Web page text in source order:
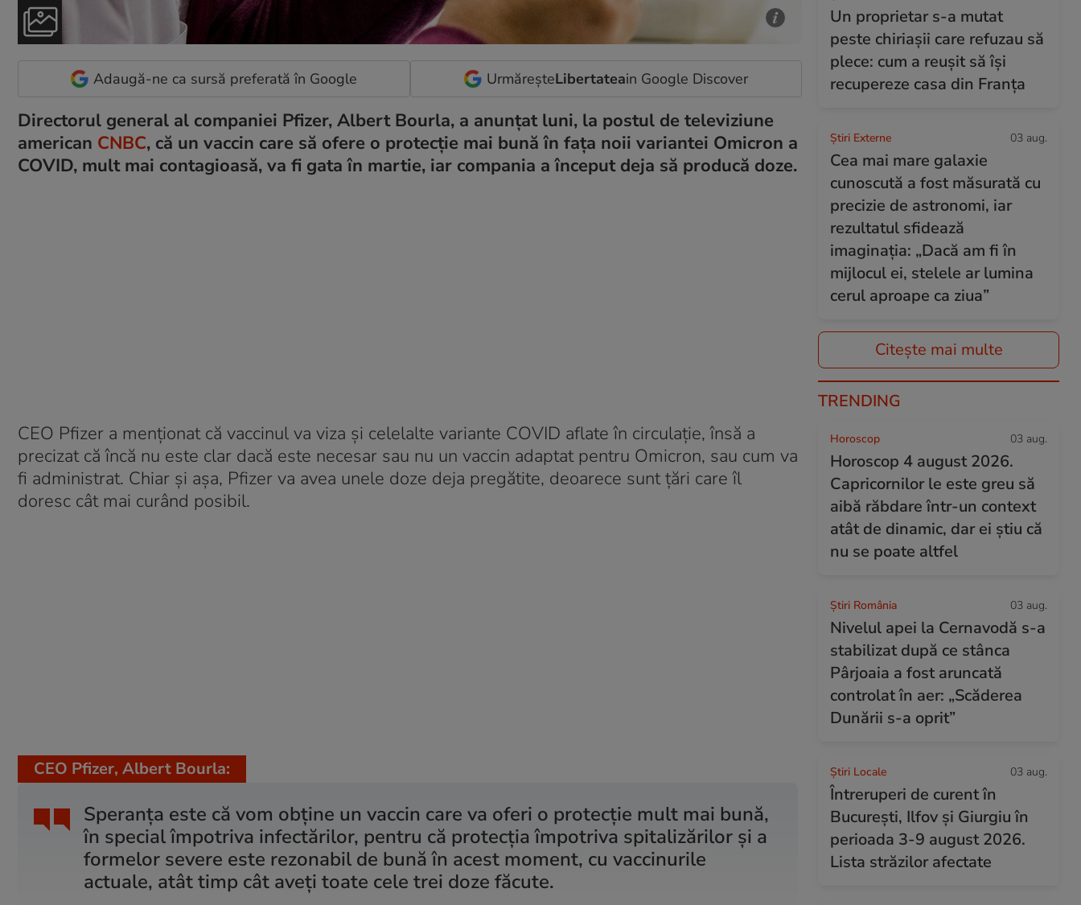
Adaugă-ne ca sursă preferată în Google UrmăreșteLibertateain Google Discover
Directorul general al companiei Pfizer, Albert Bourla, a anunțat luni, la postul de televiziune
american CNBC, că un vaccin care să ofere o protecție mai bună în fața noii variantei Omicron a
COVID, mult mai contagioasă, va fi gata în martie, iar compania a început deja să producă doze.
CEO Pfizer a menționat că vaccinul va viza și celelalte variante COVID aflate în circulație, însă a
precizat că încă nu este clar dacă este necesar sau nu un vaccin adaptat pentru Omicron, sau cum va
fi administrat. Chiar și așa, Pfizer va avea unele doze deja pregătite, deoarece sunt țări care îl
doresc cât mai curând posibil.
Speranța este că vom obține un vaccin care va oferi o protecție mult mai bună,
în special împotriva infectărilor, pentru că protecția împotriva spitalizărilor și a
formelor severe este rezonabil de bună în acest moment, cu vaccinurile
actuale, atât timp cât aveți toate cele trei doze făcute.
CEO Pfizer, Albert Bourla:
Un proprietar s-a mutat
peste chiriașii care refuzau să
plece: cum a reușit să își
recupereze casa din Franța
Știri Externe 03 aug.
Cea mai mare galaxie
cunoscută a fost măsurată cu
precizie de astronomi, iar
rezultatul sfidează
imaginația: „Dacă am fi în
mijlocul ei, stelele ar lumina
cerul aproape ca ziua”
Citește mai multe
TRENDING
Horoscop 03 aug.
Horoscop 4 august 2026.
Capricornilor le este greu să
aibă răbdare într-un context
atât de dinamic, dar ei știu că
nu se poate altfel
Știri România 03 aug.
Nivelul apei la Cernavodă s-a
stabilizat după ce stânca
Pârjoaia a fost aruncată
controlat în aer: „Scăderea
Dunării s-a oprit”
Știri Locale 03 aug.
Întreruperi de curent în
București, Ilfov și Giurgiu în
perioada 3-9 august 2026.
Lista străzilor afectate